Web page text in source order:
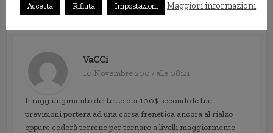
VaCCi
10 Novembre 2007 alle 08:21
Il raggiungimento del tetto dei 100$ secondo le tue
previsioni porterà ad una corsa frenetica ancora al rialzo
oppure cederà terreno per tornare a livelli maggiormente
Accetta Rifiuta Impostazioni Maggiori informazioni